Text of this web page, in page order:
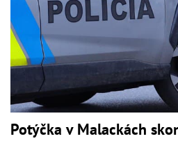
Potýčka v Malackách